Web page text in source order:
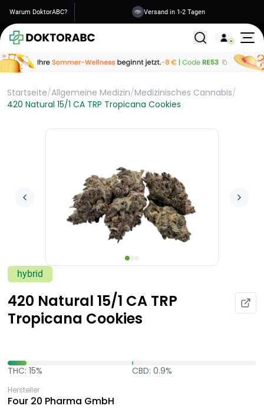
Warum DoktorABC? Versand in 1-2 Tagen
Alle
Startseite/Allgemeine Medizin/Medizinisches Cannabis/
420 Natural 15/1 CA TRP Tropicana Cookies
hybrid
420 Natural 15/1 CA TRP
Tropicana Cookies
THC: 15% CBD: 0.9%
Hersteller
Four 20 Pharma GmbH